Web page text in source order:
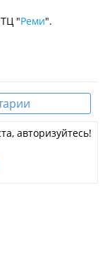
"Реми".
авторизуйтесь!